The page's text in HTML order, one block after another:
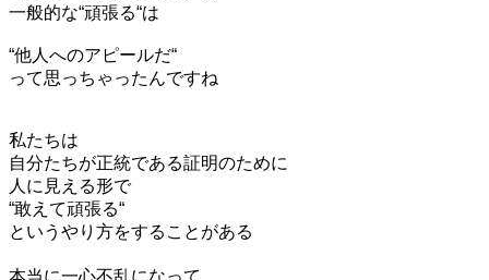
一般的な“頑張る“は
“他人へのアピールだ“
って思っちゃったんですね
私たちは
自分たちが正統である証明のために
人に見える形で
“敢えて頑張る“
というやり方をすることがある
本当に一心不乱になって